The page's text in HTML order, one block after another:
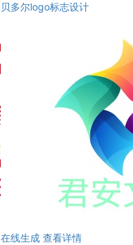
贝多尔logo标志设计
在线生成 查看详情